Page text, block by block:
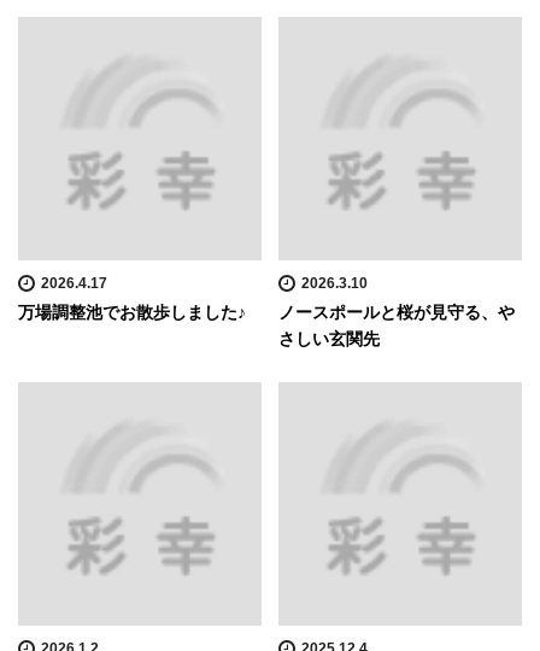
2026.4.17
万場調整池でお散歩しました♪
2026.3.10
ノースポールと桜が見守る、や
さしい玄関先